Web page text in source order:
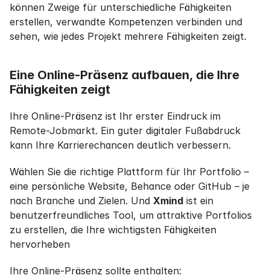
können Zweige für unterschiedliche Fähigkeiten
erstellen, verwandte Kompetenzen verbinden und
sehen, wie jedes Projekt mehrere Fähigkeiten zeigt.
Eine Online-Präsenz aufbauen, die Ihre
Fähigkeiten zeigt
Ihre Online-Präsenz ist Ihr erster Eindruck im
Remote-Jobmarkt. Ein guter digitaler Fußabdruck
kann Ihre Karrierechancen deutlich verbessern.
Wählen Sie die richtige Plattform für Ihr Portfolio –
eine persönliche Website, Behance oder GitHub – je
nach Branche und Zielen. Und Xmind ist ein
benutzerfreundliches Tool, um attraktive Portfolios
zu erstellen, die Ihre wichtigsten Fähigkeiten
hervorheben
Ihre Online-Präsenz sollte enthalten: